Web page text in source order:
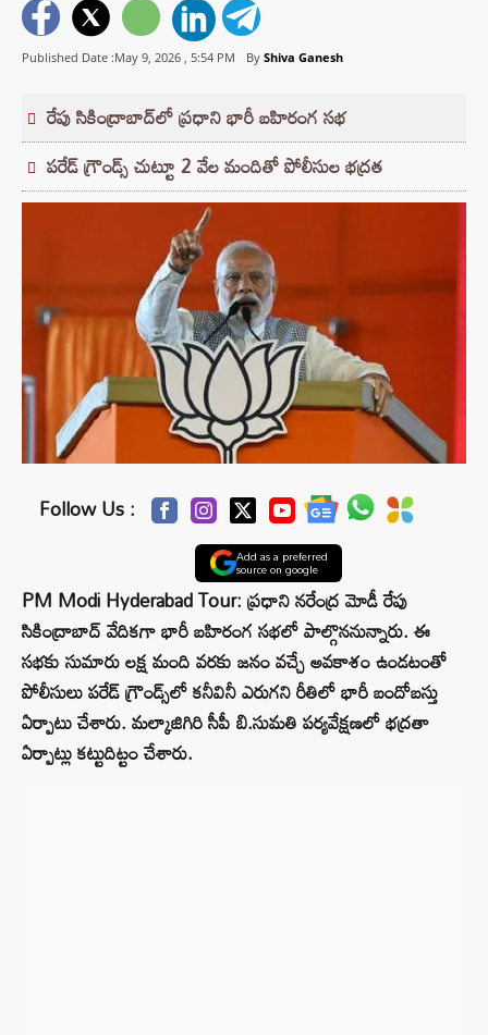
Published Date :May 9, 2026 , 5:54 PM By Shiva Ganesh
రేపు సికింద్రాబాద్‌లో ప్రధాని భారీ బహిరంగ సభ
పరేడ్ గ్రౌండ్స్ చుట్టూ 2 వేల మందితో పోలీసుల భద్రత
Follow Us :
Add as a preferred
source on google
PM Modi Hyderabad Tour: ప్రధాని నరేంద్ర మోడీ రేపు
సికింద్రాబాద్ వేదికగా భారీ బహిరంగ సభలో పాల్గొననున్నారు. ఈ
సభకు సుమారు లక్ష మంది వరకు జనం వచ్చే అవకాశం ఉండటంతో
పోలీసులు పరేడ్ గ్రౌండ్స్‌లో కనీవినీ ఎరుగని రీతిలో భారీ బందోబస్తు
ఏర్పాటు చేశారు. మల్కాజిగిరి సీపీ బి.సుమతి పర్యవేక్షణలో భద్రతా
ఏర్పాట్లు కట్టుదిట్టం చేశారు.